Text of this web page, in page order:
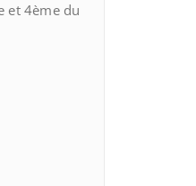
et 4ème du